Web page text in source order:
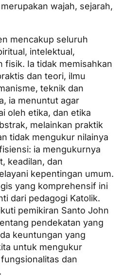
wajah, sejarah,
mencakup seluruh
intelektual,
fisik. Ia tidak memisahkan
dan teori, ilmu
teknik dan
ia menuntut agar
oleh etika, dan etika
melainkan praktik
tidak mengukur nilainya
ia mengukurnya
keadilan, dan
kepentingan umum.
yang komprehensif ini
dari pedagogi Katolik.
pemikiran Santo John
pendekatan yang
keuntungan yang
untuk mengukur
dan